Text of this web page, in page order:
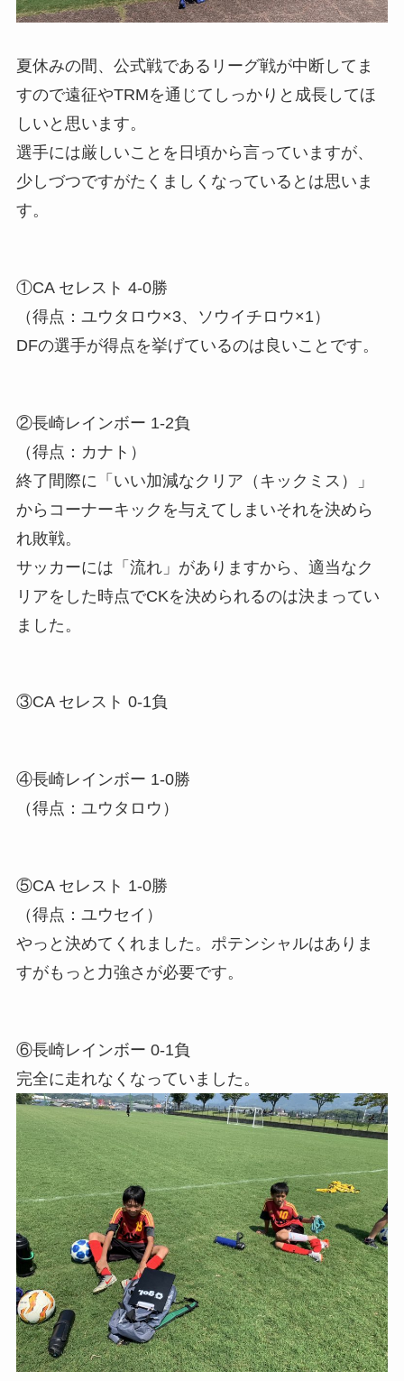
夏休みの間、公式戦であるリーグ戦が中断してま
すので遠征やTRMを通じてしっかりと成長してほ
しいと思います。
選手には厳しいことを日頃から言っていますが、
少しづつですがたくましくなっているとは思いま
す。
①CA セレスト 4-0勝
（得点：ユウタロウ×3、ソウイチロウ×1）
DFの選手が得点を挙げているのは良いことです。
②長崎レインボー 1-2負
（得点：カナト）
終了間際に「いい加減なクリア（キックミス）」
からコーナーキックを与えてしまいそれを決めら
れ敗戦。
サッカーには「流れ」がありますから、適当なク
リアをした時点でCKを決められるのは決まってい
ました。
③CA セレスト 0-1負
④長崎レインボー 1-0勝
（得点：ユウタロウ）
⑤CA セレスト 1-0勝
（得点：ユウセイ）
やっと決めてくれました。ポテンシャルはありま
すがもっと力強さが必要です。
⑥長崎レインボー 0-1負
完全に走れなくなっていました。